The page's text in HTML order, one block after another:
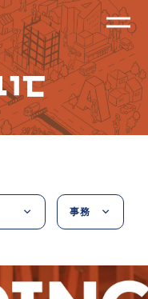
て
事務